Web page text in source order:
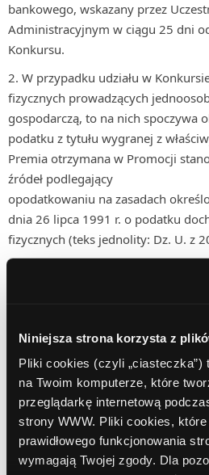
Niniejsza strona korzysta z
Pliki cookies (czyli „ciasteczka”)
na Twoim komputerze, które
przeglądarkę internetową
strony WWW. Pliki cookies,
prawidłowego funkcjonowania
wymagają Twojej zgody. Dla
bankowego, wskazany przez
Administracyjnym w ciągu 25 dni
Konkursu.
W przypadku udziału w
fizycznych prowadzących
gospodarczą, to na nich spoczywa
podatku z tytułu wygranej z
Premia otrzymana w Promocji
źródeł podlegający
opodatkowaniu na zasadach
dnia 26 lipca 1991 r. o podatku
fizycznych (teks jednolity: Dz. U. z
Wszelkie działania Uczestnika,
Regulaminu, mogą stanowić
Organizator nie ponosi
problemy techniczne zaistniałe w
wynikające z przyczyn
Wszelkie reklamacje dotyczące
być kierowane pisemnie pod adres
konsultant@comperialead.plz